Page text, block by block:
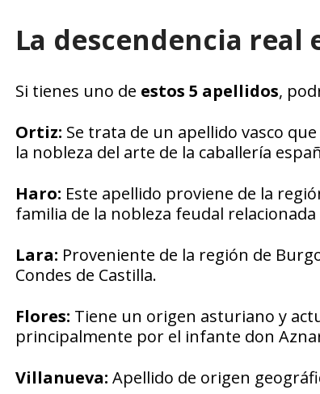
La descendencia real
Si tienes uno de estos 5 apellidos,
Ortiz: Se trata de un apellido vasco
la nobleza del arte de la caballería
Haro: Este apellido proviene de la
familia de la nobleza feudal relacionada
Lara: Proveniente de la región de
Condes de Castilla.
Flores: Tiene un origen asturiano y
principalmente por el infante don
Villanueva: Apellido de origen